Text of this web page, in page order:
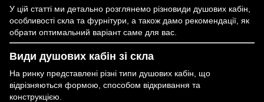
У цій статті ми детально розглянемо різновиди душових кабін,
особливості скла та фурнітури, а також дамо рекомендації, як
обрати оптимальний варіант саме для вас.
Види душових кабін зі скла
На ринку представлені різні типи душових кабін, що
відрізняються формою, способом відкривання та
конструкцією.